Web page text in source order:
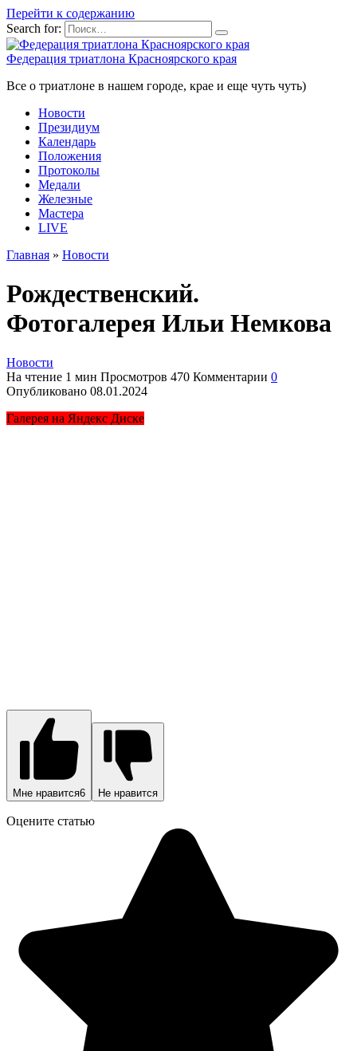
Перейти к содержанию
Search for:
Федерация триатлона Красноярского края
Все о триатлоне в нашем городе, крае и еще чуть чуть)
Новости
Президиум
Календарь
Положения
Протоколы
Медали
Железные
Мастера
LIVE
Главная » Новости
Рождественский.
Фотогалерея Ильи Немкова
Новости
На чтение 1 мин Просмотров 470 Комментарии 0
Опубликовано 08.01.2024
Галерея на Яндекс Диске
Мне нравится6 Не нравится
Оцените статью